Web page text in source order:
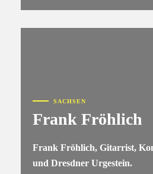
SACHSEN
Frank Fröhlich
Frank Fröhlich, Gitarrist,
und Dresdner Urgestein.